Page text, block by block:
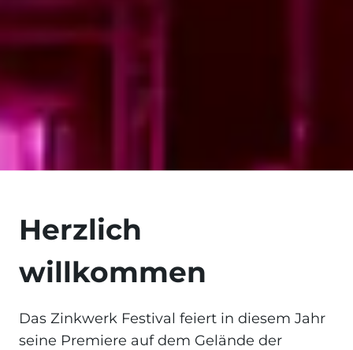
Herzlich
willkommen
Das Zinkwerk Festival feiert in diesem Jahr
seine Premiere auf dem Gelände der